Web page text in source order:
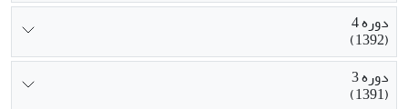
دوره 4
(1392)
دوره 3
(1391)